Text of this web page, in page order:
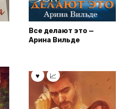
Все делают это —
Арина Вильде